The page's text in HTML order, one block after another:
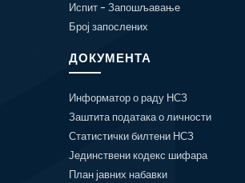
Испит - Запошљавање
Број запослених
ДОКУМЕНТА
Информатор о раду НСЗ
Заштита података о личности
Статистички билтени НСЗ
Јединствени кодекс шифара
План јавних набавки